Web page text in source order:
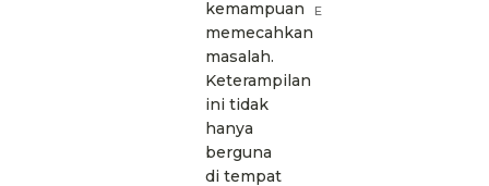
kemampuan
memecahkan
masalah.
Keterampilan
ini tidak
hanya
berguna
di tempat
E